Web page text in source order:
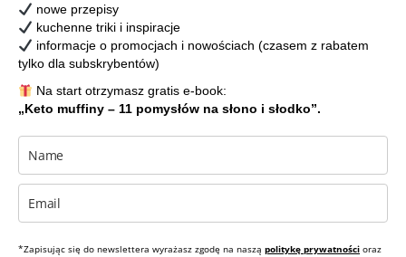
nowe przepisy
kuchenne triki i inspiracje
informacje o promocjach i nowościach (czasem z rabatem
tylko dla subskrybentów)
Na start otrzymasz gratis e-book:
„Keto muffiny – 11 pomysłów na słono i słodko”.
*Zapisując się do newslettera wyrażasz zgodę na naszą politykę prywatności oraz